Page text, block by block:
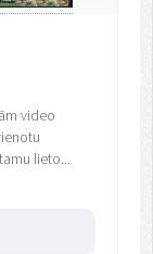
video
lieto...